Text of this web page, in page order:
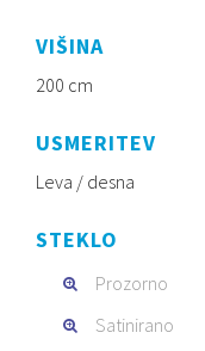
VIŠINA
200 cm
USMERITEV
Leva / desna
STEKLO
Prozorno
Satinirano